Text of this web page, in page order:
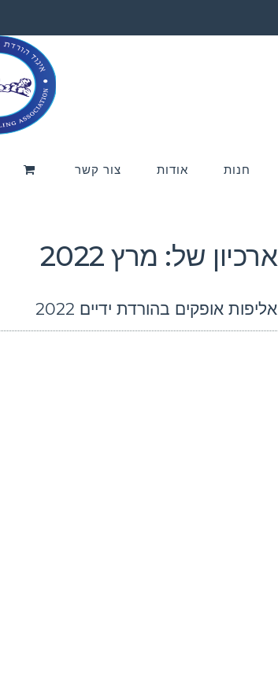
חנות אודות צור קשר
ארכיון של: מרץ 2022
אליפות אופקים בהורדת ידיים 2022